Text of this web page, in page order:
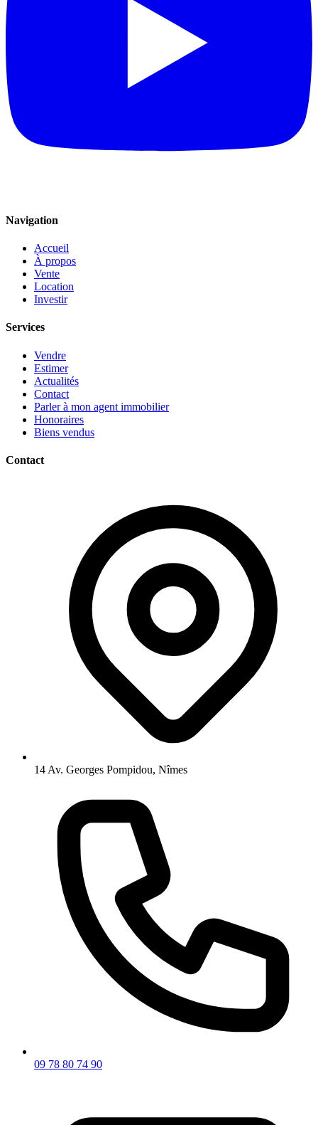
Navigation
Accueil
À propos
Vente
Location
Investir
Services
Vendre
Estimer
Actualités
Contact
Parler à mon agent immobilier
Honoraires
Biens vendus
Contact
14 Av. Georges Pompidou, Nîmes
09 78 80 74 90